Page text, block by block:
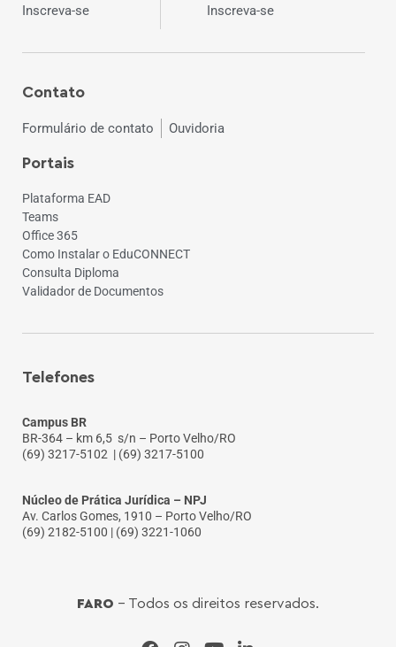
Inscreva-se
Inscreva-se
Contato
Formulário de contato Ouvidoria
Portais
Plataforma EAD
Teams
Office 365
Como Instalar o EduCONNECT
Consulta Diploma
Validador de Documentos
Telefones
Campus BR
BR-364 – km 6,5 s/n – Porto Velho/RO
(69) 3217-5102 | (69) 3217-5100
Núcleo de Prática Jurídica – NPJ
Av. Carlos Gomes, 1910 – Porto Velho/RO
(69) 2182-5100 | (69) 3221-1060
FARO - Todos os direitos reservados.